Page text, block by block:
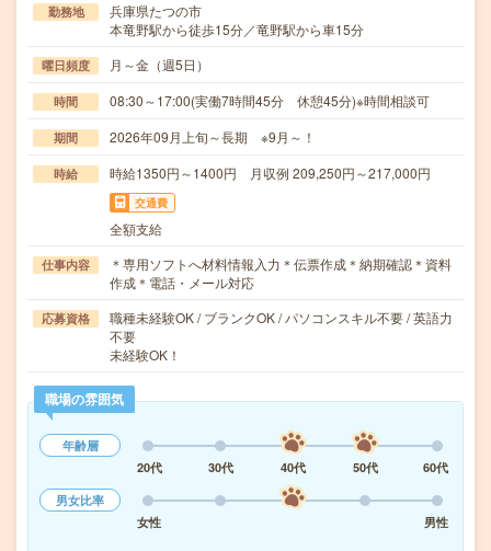
勤務地
兵庫県たつの市
本竜野駅から徒歩15分／竜野駅から車15分
曜日頻度 月～金（週5日）
時間 08:30～17:00(実働7時間45分 休憩45分)※時間相談可
期間 2026年09月上旬～長期 ※9月～！
時給 時給1350円～1400円 月収例 209,250円～217,000円
交通費
全額支給
仕事内容
＊専用ソフトへ材料情報入力＊伝票作成＊納期確認＊資料
作成＊電話・メール対応
応募資格
職種未経験OK / ブランクOK / パソコンスキル不要 / 英語力
不要
未経験OK！
職場の雰囲気
年齢層
20代
30代 40代 50代
60代
男女比率
女性
男性